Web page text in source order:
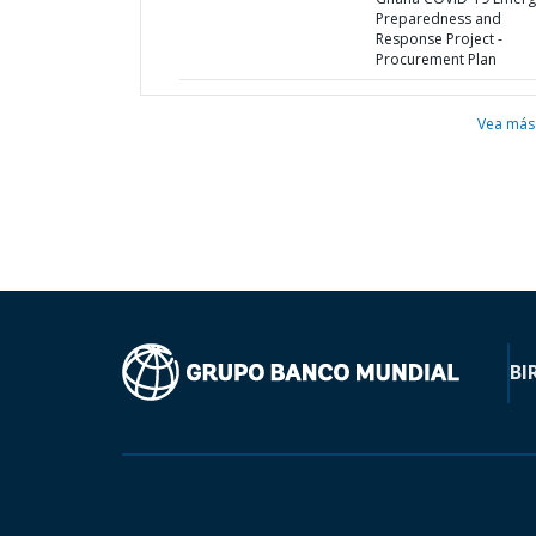
Preparedness and
Response Project -
Procurement Plan
Vea más